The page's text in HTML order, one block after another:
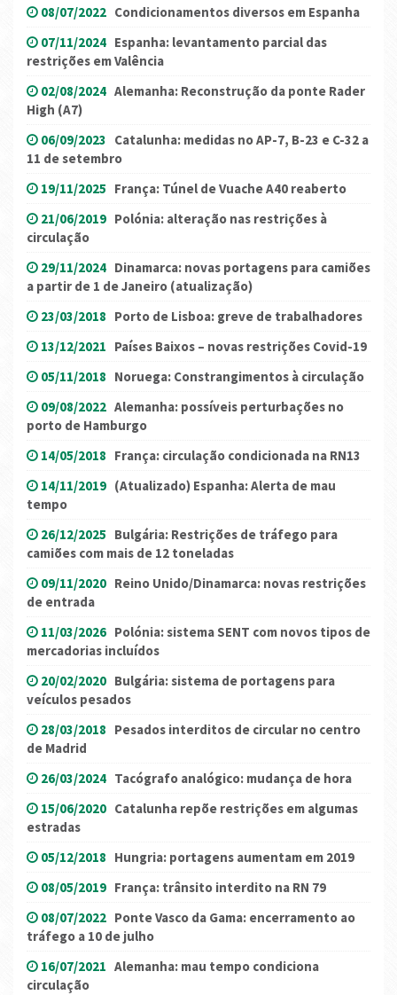
08/07/2022 Condicionamentos diversos em Espanha
07/11/2024 Espanha: levantamento parcial das
restrições em Valência
02/08/2024 Alemanha: Reconstrução da ponte Rader
High (A7)
06/09/2023 Catalunha: medidas no AP-7, B-23 e C-32 a
11 de setembro
19/11/2025 França: Túnel de Vuache A40 reaberto
21/06/2019 Polónia: alteração nas restrições à
circulação
29/11/2024 Dinamarca: novas portagens para camiões
a partir de 1 de Janeiro (atualização)
23/03/2018 Porto de Lisboa: greve de trabalhadores
13/12/2021 Países Baixos – novas restrições Covid-19
05/11/2018 Noruega: Constrangimentos à circulação
09/08/2022 Alemanha: possíveis perturbações no
porto de Hamburgo
14/05/2018 França: circulação condicionada na RN13
14/11/2019 (Atualizado) Espanha: Alerta de mau
tempo
26/12/2025 Bulgária: Restrições de tráfego para
camiões com mais de 12 toneladas
09/11/2020 Reino Unido/Dinamarca: novas restrições
de entrada
11/03/2026 Polónia: sistema SENT com novos tipos de
mercadorias incluídos
20/02/2020 Bulgária: sistema de portagens para
veículos pesados
28/03/2018 Pesados interditos de circular no centro
de Madrid
26/03/2024 Tacógrafo analógico: mudança de hora
15/06/2020 Catalunha repõe restrições em algumas
estradas
05/12/2018 Hungria: portagens aumentam em 2019
08/05/2019 França: trânsito interdito na RN 79
08/07/2022 Ponte Vasco da Gama: encerramento ao
tráfego a 10 de julho
16/07/2021 Alemanha: mau tempo condiciona
circulação